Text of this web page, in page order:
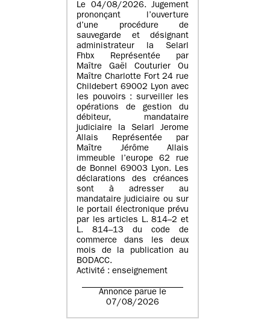
Le 04/08/2026. Jugement
prononçant l’ouverture
d’une procédure de
sauvegarde et désignant
administrateur la Selarl
Fhbx Représentée par
Maître Gaël Couturier Ou
Maître Charlotte Fort 24 rue
Childebert 69002 Lyon avec
les pouvoirs : surveiller les
opérations de gestion du
débiteur, mandataire
judiciaire la Selarl Jerome
Allais Représentée par
Maître Jérôme Allais
immeuble l’europe 62 rue
de Bonnel 69003 Lyon. Les
déclarations des créances
sont à adresser au
mandataire judiciaire ou sur
le portail électronique prévu
par les articles L. 814–2 et
L. 814–13 du code de
commerce dans les deux
mois de la publication au
BODACC.
Activité : enseignement
Annonce parue le
07/08/2026